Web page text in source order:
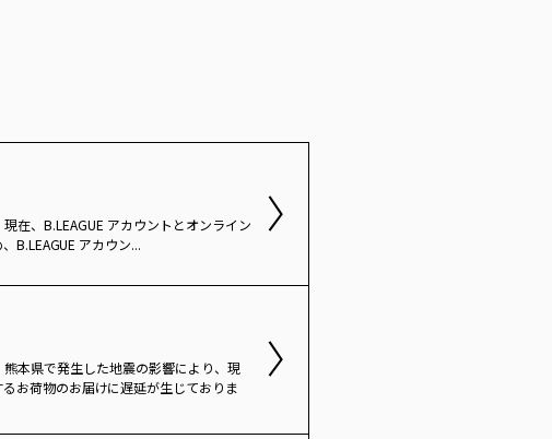
在、B.LEAGUE アカウントとオンライン
B.LEAGUE アカウン...
熊本県で発生した地震の影響により、現
お荷物のお届けに遅延が生じておりま